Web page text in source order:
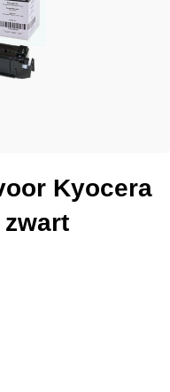
Kyocera
zwart